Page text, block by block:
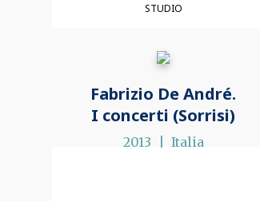
STUDIO
Fabrizio De André.
I concerti (Sorrisi)
2013 Italia